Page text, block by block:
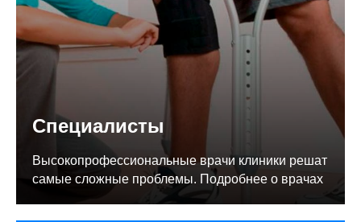
Специалисты
Высокопрофессиональные врачи клиники решат
самые сложные проблемы. Подробнее о врачах